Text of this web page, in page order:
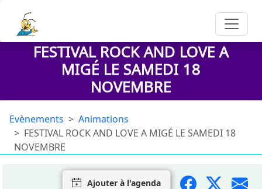
FESTIVAL ROCK AND LOVE A
MIGÉ LE SAMEDI 18
NOVEMBRE
Evènements
Animations
FESTIVAL ROCK AND LOVE A MIGÉ LE SAMEDI 18
NOVEMBRE
Ajouter à l'agenda